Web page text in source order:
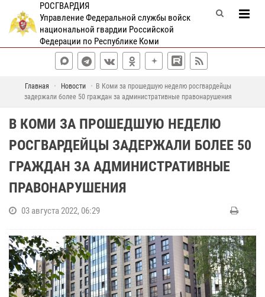
РОСГВАРДИЯ
Управление Федеральной службы войск
национальной гвардии Российской
Федерации по Республике Коми
Главная Новости
В Коми за прошедшую неделю росгвардейцы
задержали более 50 граждан за административные правонарушения
В КОМИ ЗА ПРОШЕДШУЮ НЕДЕЛЮ
РОСГВАРДЕЙЦЫ ЗАДЕРЖАЛИ БОЛЕЕ 50
ГРАЖДАН ЗА АДМИНИСТРАТИВНЫЕ
ПРАВОНАРУШЕНИЯ
03 августа 2022, 06:29